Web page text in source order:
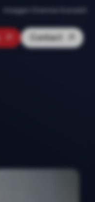
Inloggen Onenine Konnekt
Contact